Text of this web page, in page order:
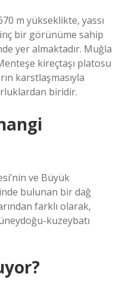
m yükseklikte, yassı
bir görünüme sahip
yer almaktadır. Muğla
kireçtaşı platosu
karstlaşmasıyla
biridir.
ve Büyük
bulunan bir dağ
farklı olarak,
kuzeybatı